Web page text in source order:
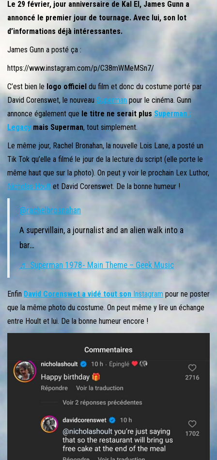
i
o
n
Le 29 février, jour anniversaire de Kal El, James Gunn a
annoncé le premier jour de tournage. Avec lui, son lot
d’informations déjà intéressantes.
James Gunn a posté ça :
https://www.instagram.com/p/C38mWMeMSn7/
C’est bien le logo officiel du film et donc du costume porté par
David Corenswet, le nouveau Superman pour le cinéma. Gunn
annonce également que le titre ne serait plus Superman :
Legacy mais Superman, tout simplement.
Le même jour, Rachel Bronahan, la nouvelle Lois Lane, a posté un
Tik Tok qu’elle a filmé le jour de la lecture du script (elle porte le
même haut que sur la photo). On peut y voir le prochain Lex Luthor,
Nicholas Hoult et David Corenswet. De la bonne humeur !
@rachelbrosnahan
A supervillain, a journalist and an alien walk into a
bar…
♬ Superman 1978- Main Theme – Geek Music
Enfin David Corenswet a vidé tout son Instagram pour ne poster
que la même photo du costume. On peut même y lire un échange
entre Hoult et lui. De la bonne humeur encore !